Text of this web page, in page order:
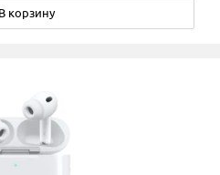
В корзину